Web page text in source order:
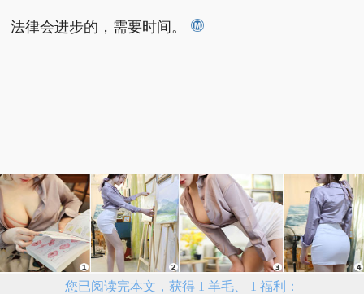
法律会进步的，需要时间。
您已阅读完本文，获得 1 羊毛、 1 福利：